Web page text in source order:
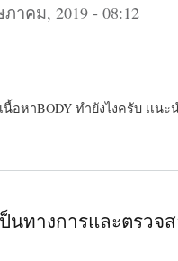
าคม, 2019 - 08:12
หาBODY ทำยังไงครับ เเน
งในช่องเนื้อหาBODY ท
นทางการและตรวจ